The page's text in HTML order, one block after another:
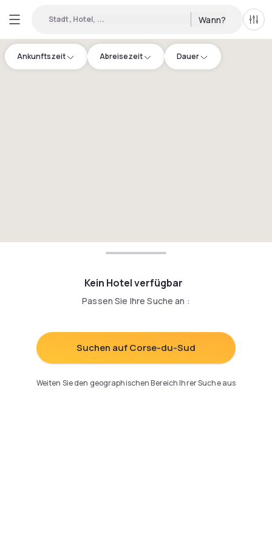
Stadt, Hotel, ... Wann? Alle
Ankunftszeit Abreisezeit Dauer
Kein Hotel verfügbar
Passen Sie Ihre Suche an :
Suchen auf Corse-du-Sud
Weiten Sie den geographischen Bereich Ihrer Suche aus